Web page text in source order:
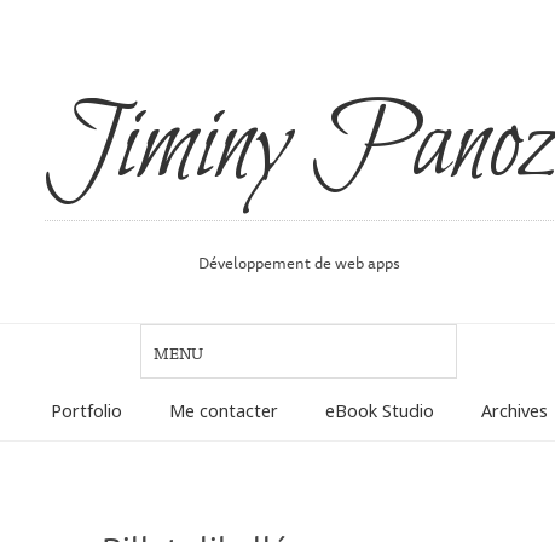
Jiminy Panoz
Développement de web apps
Portfolio Me contacter eBook Studio Archives